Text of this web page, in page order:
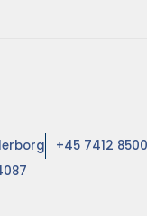
+45 7412 8500